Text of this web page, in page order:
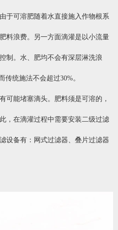
可溶肥随着水直接施入作物根系
料浪费。另一方面滴灌是以小流量
制。水、肥均不会有深层淋洗浪
传统施法不会超过30%。
能堵塞滴头。肥料须是可溶的，
，在滴灌过程中需要安装二级过滤
设备有：网式过滤器、叠片过滤器